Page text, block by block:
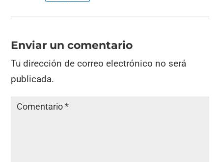
Enviar un comentario
Tu dirección de correo electrónico no será
publicada.